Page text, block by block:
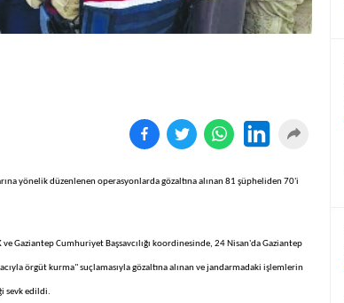
yönelik düzenlenen operasyonlarda gözaltına alınan 81 şüpheliden 70'i
Gaziantep Cumhuriyet Başsavcılığı koordinesinde, 24 Nisan'da Gaziantep
örgüt kurma" suçlamasıyla gözaltına alınan ve jandarmadaki işlemlerin
sevk edildi.